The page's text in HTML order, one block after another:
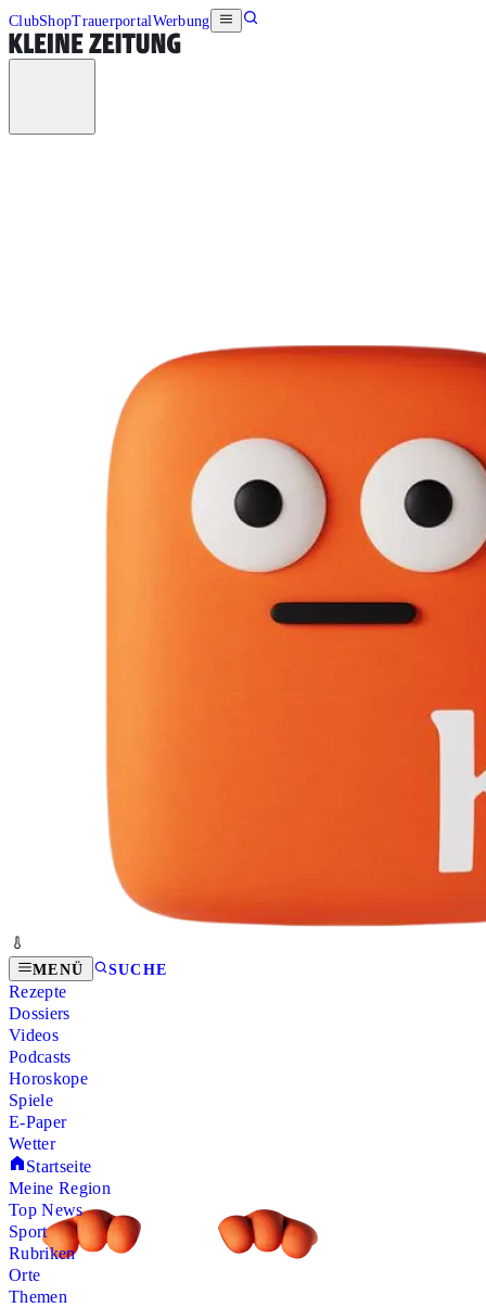
ClubShopTrauerportalWerbung
MENÜ SUCHE
Rezepte
Dossiers
Videos
Podcasts
Horoskope
Spiele
E-Paper
Wetter
Startseite
Meine Region
Top News
Sport
Rubriken
Orte
Themen